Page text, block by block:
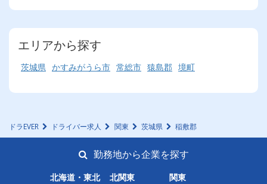
エリアから探す
茨城県 かすみがうら市 常総市 猿島郡 境町
ドラEVER ドライバー求人 関東 茨城県 稲敷郡
勤務地から企業を探す
北海道・東北 北関東 関東